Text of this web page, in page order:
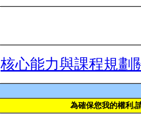
核心能力與課程規劃
為確保您我的權利,